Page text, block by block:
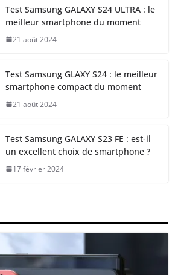
Test Samsung GALAXY S24 ULTRA : le
meilleur smartphone du moment
21 août 2024
Test Samsung GLAXY S24 : le meilleur
smartphone compact du moment
21 août 2024
Test Samsung GALAXY S23 FE : est-il
un excellent choix de smartphone ?
17 février 2024